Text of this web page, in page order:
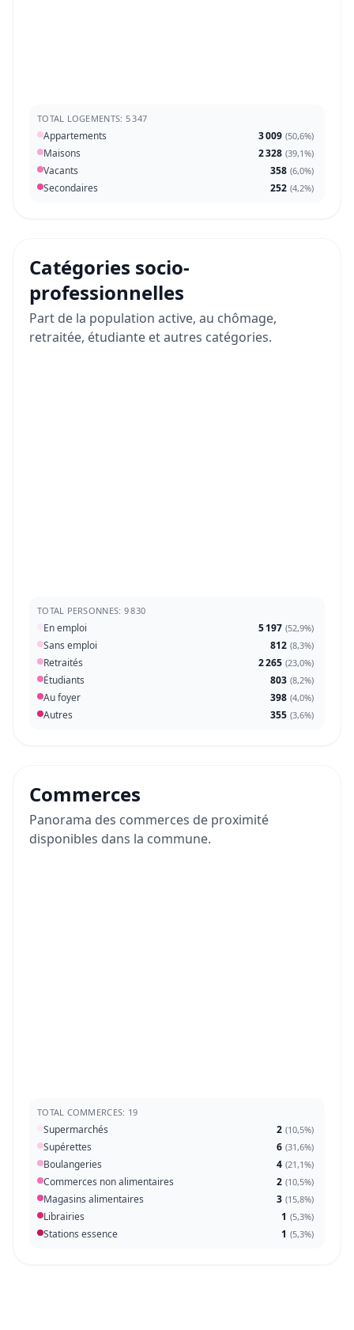
TOTAL LOGEMENTS: 5 347
Appartements 3 009 (50,6%)
Maisons 2 328 (39,1%)
Vacants 358 (6,0%)
Secondaires 252 (4,2%)
Catégories socio-
professionnelles
Part de la population active, au chômage,
retraitée, étudiante et autres catégories.
TOTAL PERSONNES: 9 830
En emploi 5 197 (52,9%)
Sans emploi 812 (8,3%)
Retraités 2 265 (23,0%)
Étudiants 803 (8,2%)
Au foyer 398 (4,0%)
Autres 355 (3,6%)
Commerces
Panorama des commerces de proximité
disponibles dans la commune.
TOTAL COMMERCES: 19
Supermarchés 2 (10,5%)
Supérettes 6 (31,6%)
Boulangeries 4 (21,1%)
Commerces non alimentaires 2 (10,5%)
Magasins alimentaires 3 (15,8%)
Librairies 1 (5,3%)
Stations essence 1 (5,3%)